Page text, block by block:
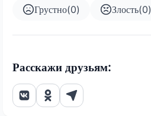
Грустно(0) Злость(0)
Расскажи друзьям: